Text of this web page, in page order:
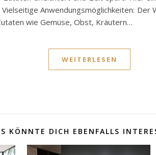
Anwendungsmöglichkeiten:
wie Gemüse, Obst, Kräutern…
WEITERLESEN
KÖNNTE DICH EBENFALLS